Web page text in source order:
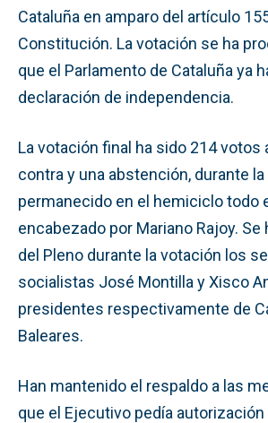
Cataluña en amparo del artículo
Constitución. La votación se ha
que el Parlamento de Cataluña ya
declaración de independencia.
La votación final ha sido 214 votos
contra y una abstención, durante la
permanecido en el hemiciclo todo
encabezado por Mariano Rajoy. Se
del Pleno durante la votación los
socialistas José Montilla y Xisco
presidentes respectivamente de
Baleares.
Han mantenido el respaldo a las
que el Ejecutivo pedía autorización